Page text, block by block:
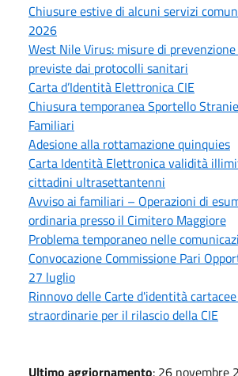
Chiusure estive di alcuni servizi
2026
West Nile Virus: misure di
previste dai protocolli sanitari
Carta d’Identità Elettronica CIE
Chiusura temporanea Sportello
Familiari
Adesione alla rottamazione quinquies
Carta Identità Elettronica validità
cittadini ultrasettantenni
Avviso ai familiari – Operazioni di
ordinaria presso il Cimitero Maggiore
Problema temporaneo nelle
Convocazione Commissione Pari
27 luglio
Rinnovo delle Carte d'identità
straordinarie per il rilascio della CIE
Ultimo aggiornamento: 26 novembre